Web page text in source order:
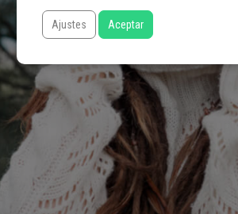
Ajustes Aceptar